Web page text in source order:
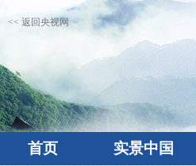
<< 返回央视网
首页 实景中国